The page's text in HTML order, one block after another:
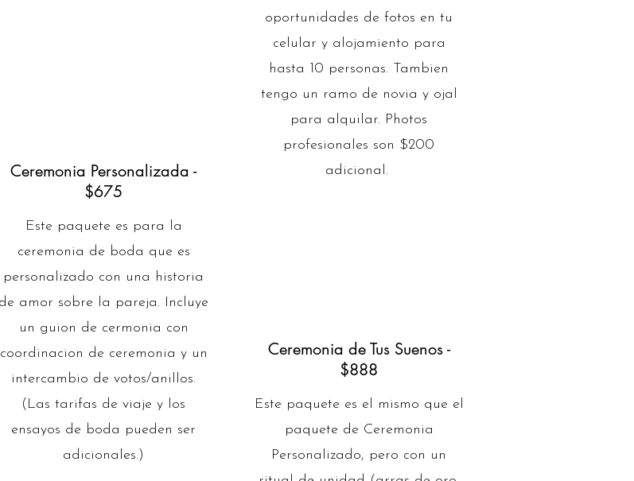
Ceremonia Personalizada -
$675
Este paquete es para la
ceremonia de boda que es
personalizado con una historia
de amor sobre la pareja. Incluye
un guion de cermonia con
coordinacion de ceremonia y un
intercambio de votos/anillos.
(Las tarifas de viaje y los
ensayos de boda pueden ser
adicionales.)
oportunidades de fotos en tu
celular y alojamiento para
hasta 10 personas. Tambien
tengo un ramo de novia y ojal
para alquilar. Photos
profesionales son $200
adicional.
Ceremonia de Tus Suenos -
$888
Este paquete es el mismo que el
paquete de Ceremonia
Personalizado, pero con un